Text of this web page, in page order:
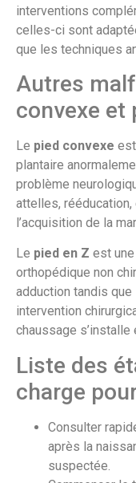
interventions
celles-ci sont
que les techniques
Autres
convexe et
Le pied convexe
plantaire
problème
attelles,
l’acquisition de la
Le pied en Z est
orthopédique non
adduction tandis que
intervention
chaussage s’installe
Liste des
charge
Consulter
après la
suspectée.